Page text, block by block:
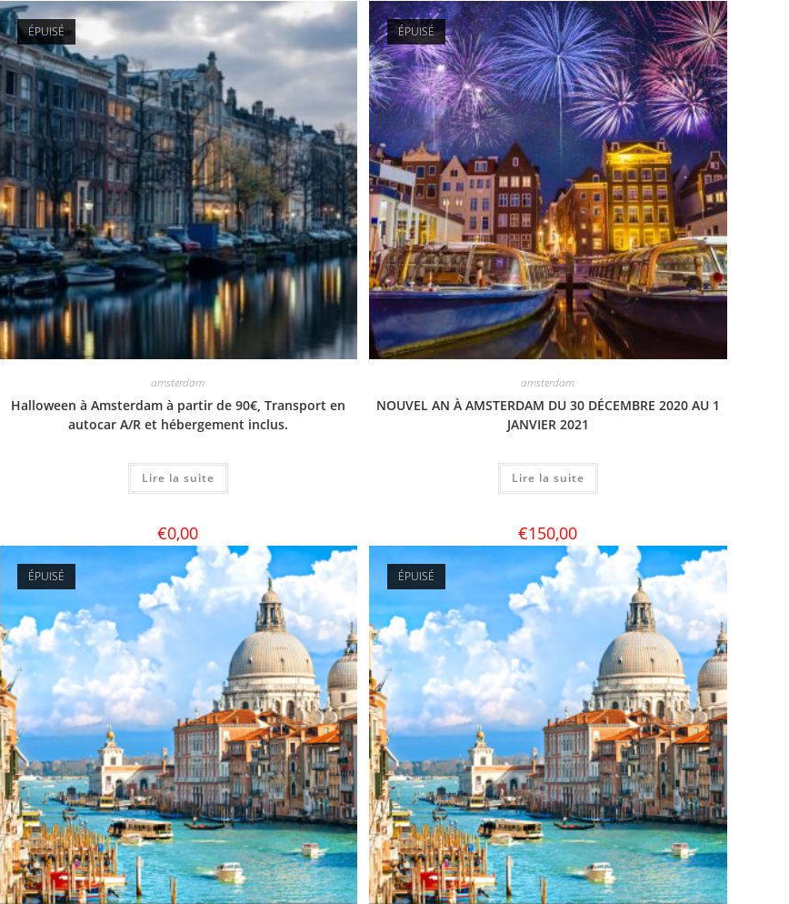
ÉPUISÉ
amsterdam
Halloween à Amsterdam à partir de 90€, Transport en
autocar A/R et hébergement inclus.
Lire la suite
ÉPUISÉ
amsterdam
NOUVEL AN À AMSTERDAM DU 30 DÉCEMBRE 2020 AU 1
JANVIER 2021
Lire la suite
€0,00
ÉPUISÉ
€150,00
ÉPUISÉ